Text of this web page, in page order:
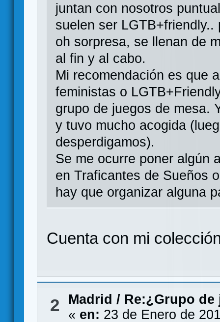
juntan con nosotros
suelen ser
oh sorpresa, se llenan de
al fin y al cabo.
Mi recomendación es que
feministas o
grupo de juegos de mesa.
y tuvo mucho acogida
desperdigamos).
Se me ocurre poner algún
en Traficantes de Sueños
hay que organizar alguna
Cuenta con mi
2 Madrid / Re:¿Grupo
« en: 23 de Enero de